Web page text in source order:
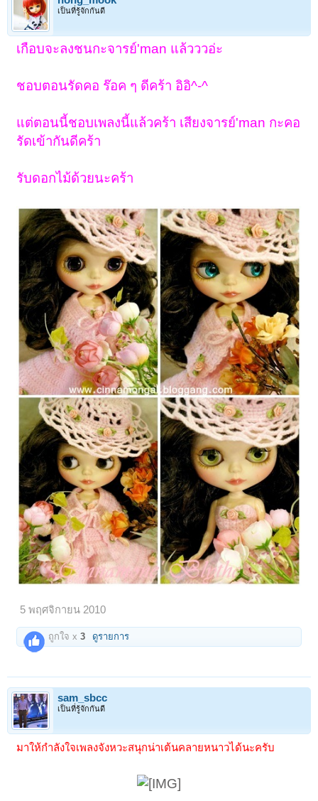
เป็นที่รู้จักกันดี
เกือบจะลงชนกะจารย์'man แล้วววอ่ะ
ชอบตอนรัดคอ ร๊อค ๆ ดีคร้า อิอิ^-^
แต่ตอนนี้ชอบเพลงนี้แล้วคร้า เสียงจารย์'man กะคอ
รัดเข้ากันดีคร้า
รับดอกไม้ด้วยนะคร้า
5 พฤศจิกายน 2010
ถูกใจ x3 ดูรายการ
sam_sbcc
เป็นที่รู้จักกันดี
มาให้กำลังใจเพลงจังหวะสนุกน่าเต้นคลายหนาวได้นะครับ